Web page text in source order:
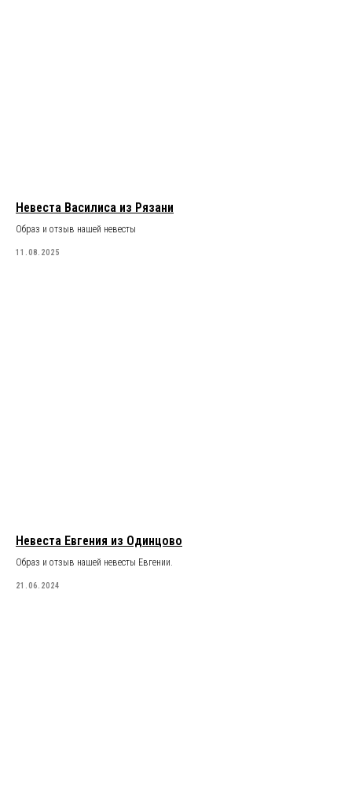
Невеста Василиса из Рязани
Образ и отзыв нашей невесты
11.08.2025
Невеста Евгения из Одинцово
Образ и отзыв нашей невесты Евгении.
21.06.2024